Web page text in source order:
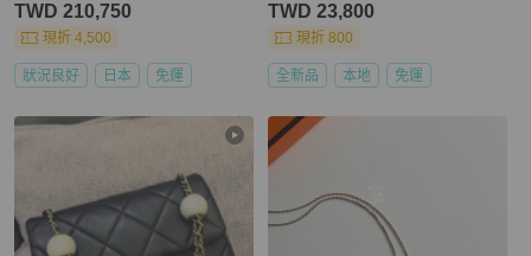
TWD 210,750
現折 4,500
狀況良好 日本 免運
TWD 23,800
現折 800
全新品 本地 免運